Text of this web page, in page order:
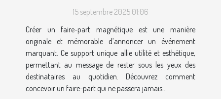
15 septembre 2025 01:06
Créer un faire-part magnétique est une manière
originale et mémorable d’annoncer un événement
marquant. Ce support unique allie utilité et esthétique,
permettant au message de rester sous les yeux des
destinataires au quotidien. Découvrez comment
concevoir un faire-part qui ne passera jamais...